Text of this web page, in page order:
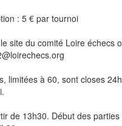
: 5 € par tournoi
site du comité Loire échecs
limitées à 60, sont closes
de 13h30. Début des